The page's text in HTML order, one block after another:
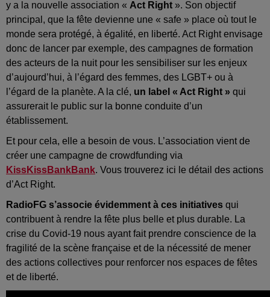
y a la nouvelle association « Act Right ». Son objectif
principal, que la fête devienne une « safe » place où tout le
monde sera protégé, à égalité, en liberté. Act Right envisage
donc de lancer par exemple, des campagnes de formation
des acteurs de la nuit pour les sensibiliser sur les enjeux
d’aujourd’hui, à l’égard des femmes, des LGBT+ ou à
l’égard de la planète. A la clé, un label « Act Right » qui
assurerait le public sur la bonne conduite d’un
établissement.
Et pour cela, elle a besoin de vous. L’association vient de
créer une campagne de crowdfunding via
KissKissBankBank. Vous trouverez ici le détail des actions
d’Act Right.
RadioFG s’associe évidemment à ces initiatives qui
contribuent à rendre la fête plus belle et plus durable. La
crise du Covid-19 nous ayant fait prendre conscience de la
fragilité de la scène française et de la nécessité de mener
des actions collectives pour renforcer nos espaces de fêtes
et de liberté.